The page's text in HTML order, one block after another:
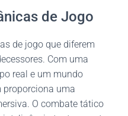
de Jogo
de jogo que diferem
Com uma
real e um mundo
proporciona uma
O combate tático